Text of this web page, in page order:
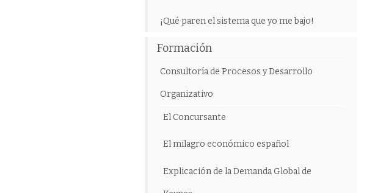
¡Qué paren el sistema que yo me bajo!
Formación
Consultoría de Procesos y Desarrollo
Organizativo
El Concursante
El milagro económico español
Explicación de la Demanda Global de